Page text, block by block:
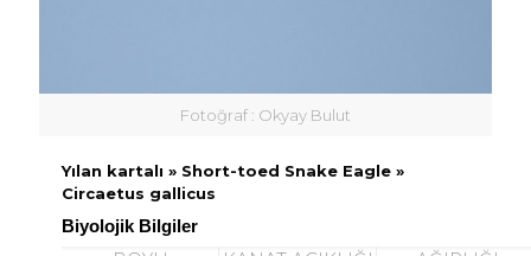
Fotoğraf : Okyay Bulut
Yılan kartalı » Short-toed Snake Eagle »
Circaetus gallicus
Biyolojik Bilgiler